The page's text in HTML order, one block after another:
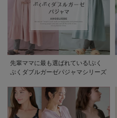
先輩ママに最も選ばれている!ぷく
ぷくダブルガーゼパジャマシリーズ